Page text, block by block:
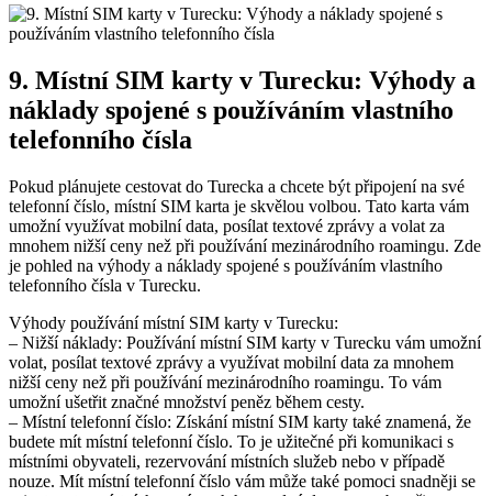
9. Místní SIM karty v Turecku: Výhody a
náklady spojené s používáním vlastního
telefonního čísla
Pokud plánujete cestovat do Turecka a chcete být připojení na své
telefonní číslo, místní SIM karta je skvělou volbou. Tato karta vám
umožní využívat mobilní data, posílat textové zprávy a volat za
mnohem nižší ceny než při používání mezinárodního roamingu. Zde
je pohled na výhody a náklady spojené s používáním vlastního
telefonního čísla v Turecku.
Výhody používání místní SIM karty v Turecku:
– Nižší náklady: Používání místní SIM karty v Turecku vám umožní
volat, posílat textové zprávy a využívat mobilní data za mnohem
nižší ceny než při používání mezinárodního roamingu. To vám
umožní ušetřit značné množství peněz během cesty.
– Místní telefonní číslo: Získání místní SIM karty také znamená, že
budete mít místní telefonní číslo. To je užitečné při komunikaci s
místními obyvateli, rezervování místních služeb nebo v případě
nouze. Mít místní telefonní číslo vám může také pomoci snadněji se